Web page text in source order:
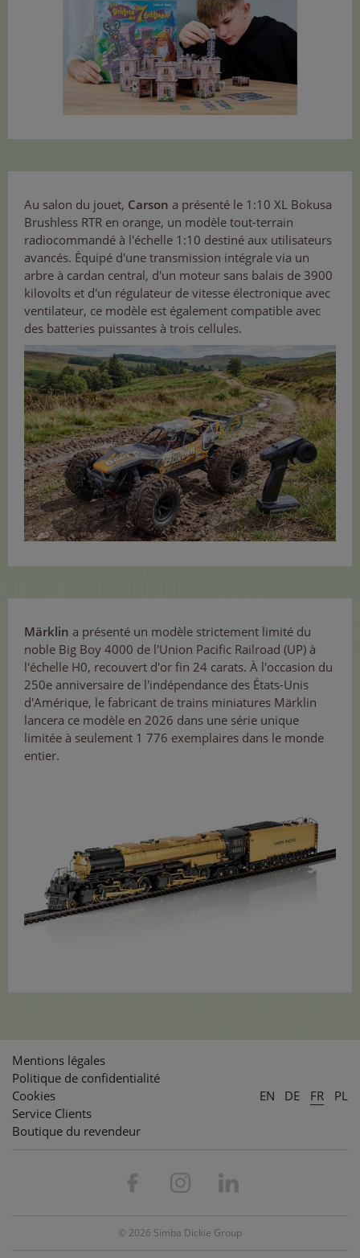
Au salon du jouet, Carson a présenté le 1:10 XL Bokusa
Brushless RTR en orange, un modèle tout-terrain
radiocommandé à l'échelle 1:10 destiné aux utilisateurs
avancés. Équipé d'une transmission intégrale via un
arbre à cardan central, d'un moteur sans balais de 3900
kilovolts et d'un régulateur de vitesse électronique avec
ventilateur, ce modèle est également compatible avec
des batteries puissantes à trois cellules.
Märklin a présenté un modèle strictement limité du
noble Big Boy 4000 de l'Union Pacific Railroad (UP) à
l'échelle H0, recouvert d'or fin 24 carats. À l'occasion du
250e anniversaire de l'indépendance des États-Unis
d'Amérique, le fabricant de trains miniatures Märklin
lancera ce modèle en 2026 dans une série unique
limitée à seulement 1 776 exemplaires dans le monde
entier.
Mentions légales
Politique de confidentialité
Cookies
Service Clients
Boutique du revendeur
EN DE FR PL
© 2026 Simba Dickie Group